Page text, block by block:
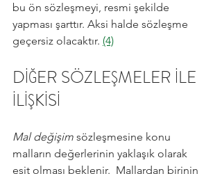
bu ön sözleşmeyi, resmi şekilde
yapması şarttır. Aksi halde sözleşme
geçersiz olacaktır. (4)
DİĞER SÖZLEŞMELER İLE
İLİŞKİSİ
Mal değişim sözleşmesine konu
malların değerlerinin yaklaşık olarak
eşit olması beklenir.  Mallardan birinin